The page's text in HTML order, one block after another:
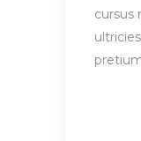
cursus